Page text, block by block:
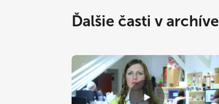
Ďalšie časti v archíve